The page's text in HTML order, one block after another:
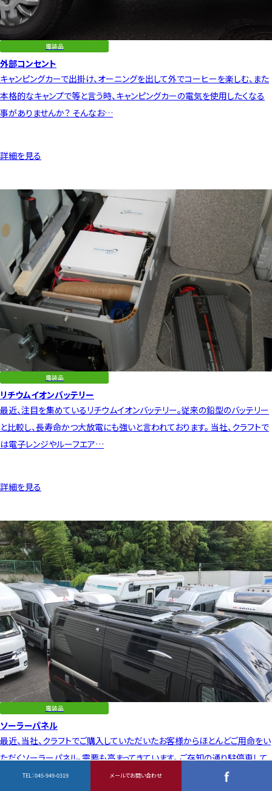
電装品
外部コンセント
キャンピングカーで出掛け、オーニングを出して外でコーヒーを楽しむ、また
本格的なキャンプで等と言う時、キャンピングカーの電気を使用したくなる
事がありませんか？ そんなお…
詳細を見る
電装品
リチウムイオンバッテリー
最近、注目を集めているリチウムイオンバッテリー。従来の鉛型のバッテリー
と比較し、長寿命かつ大放電にも強いと言われております。 当社、クラフトで
は電子レンジやルーフエア…
詳細を見る
電装品
ソーラーパネル
最近、当社、クラフトでご購入していただいたお客様からほとんどご用命をい
ただくソーラーパネル。需要も高まってきています。 ご存知の通り駐停車して
いるだけでも、太陽光でサ…
TEL：045-949-0319 メールでお問い合わせ